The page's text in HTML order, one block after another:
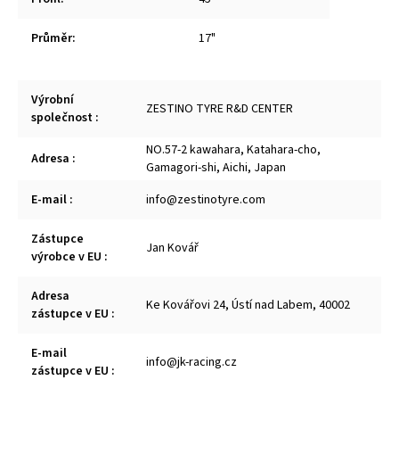
Průměr: 17"
Výrobní
společnost : ZESTINO TYRE R&D CENTER
Adresa :
NO.57-2 kawahara, Katahara-cho,
Gamagori-shi, Aichi, Japan
E-mail : info@zestinotyre.com
Zástupce
výrobce v EU : Jan Kovář
Adresa
zástupce v EU : Ke Kovářovi 24, Ústí nad Labem, 40002
E-mail
zástupce v EU : info@jk-racing.cz